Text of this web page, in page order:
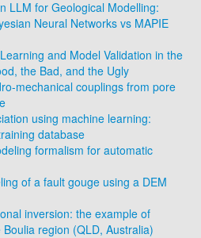
LLM for Geological Modelling:
Neural Networks vs MAPIE
and Model Validation in the
the Bad, and the Ugly
mechanical couplings from pore
using machine learning:
database
formalism for automatic
of a fault gouge using a DEM
inversion: the example of
region (QLD, Australia)